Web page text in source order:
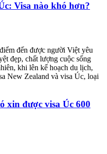
Visa nào khó hơn?
đến được người Việt yêu
đẹp, chất lượng cuộc sống
khi lên kế hoạch du lịch,
New Zealand và visa Úc, loại
xin được visa Úc 600